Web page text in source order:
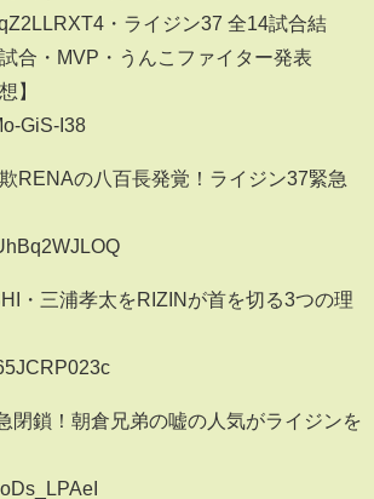
・ライジン37 全14試合結
合・MVP・うんこファイター発表
】
GiS-I38
RENAの八百長発覚！ライジン37緊急
・三浦孝太をRIZINが首を切る3つの理
閉鎖！朝倉兄弟の嘘の人気がライジンを